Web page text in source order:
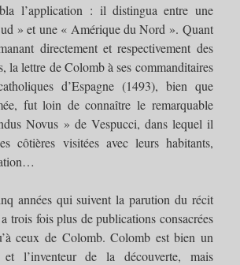
l’application : il distingua entre une
» et une « Amérique du Nord ». Quant
directement et respectivement des
la lettre de Colomb à ses commanditaires
d’Espagne (1493), bien que
fut loin de connaître le remarquable
Novus » de Vespucci, dans lequel il
côtières visitées avec leurs habitants,
années qui suivent la parution du récit
trois fois plus de publications consacrées
ceux de Colomb. Colomb est bien un
et l’inventeur de la découverte, mais